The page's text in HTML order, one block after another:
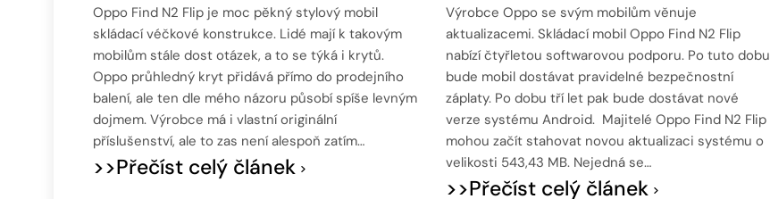
Oppo Find N2 Flip je moc pěkný stylový mobil
skládací véčkové konstrukce. Lidé mají k takovým
mobilům stále dost otázek, a to se týká i krytů.
Oppo průhledný kryt přidává přímo do prodejního
balení, ale ten dle mého názoru působí spíše levným
dojmem. Výrobce má i vlastní originální
příslušenství, ale to zas není alespoň zatím…
>>Přečíst celý článek
Výrobce Oppo se svým mobilům věnuje
aktualizacemi. Skládací mobil Oppo Find N2 Flip
nabízí čtyřletou softwarovou podporu. Po tuto dobu
bude mobil dostávat pravidelné bezpečnostní
záplaty. Po dobu tří let pak bude dostávat nové
verze systému Android. Majitelé Oppo Find N2 Flip
mohou začít stahovat novou aktualizaci systému o
velikosti 543,43 MB. Nejedná se…
>>Přečíst celý článek